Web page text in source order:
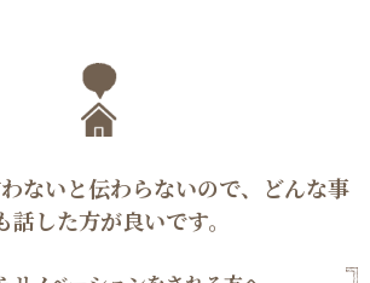
ないと伝わらないので、どんな事
話した方が良いです。